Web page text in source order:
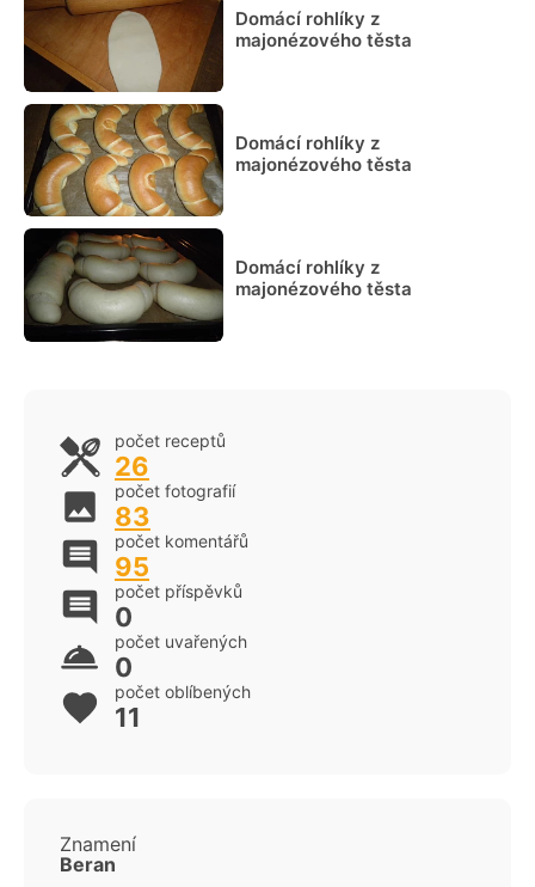
Domácí rohlíky z
majonézového těsta
Domácí rohlíky z
majonézového těsta
Domácí rohlíky z
majonézového těsta
počet receptů
26
počet fotografií
83
počet komentářů
95
počet příspěvků
0
počet uvařených
0
počet oblíbených
11
Znamení
Beran